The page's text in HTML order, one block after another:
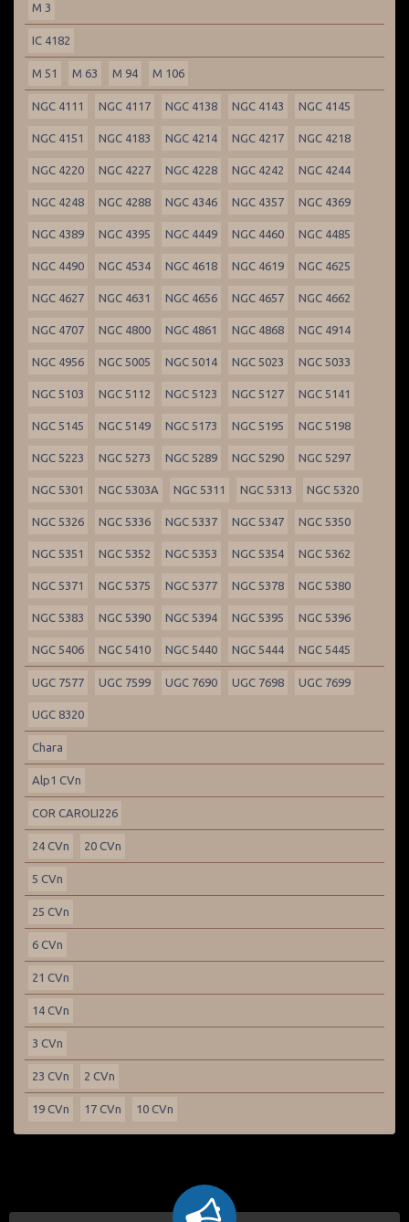
M 3
IC 4182
M 51 M 63 M 94 M 106
NGC 4111 NGC 4117 NGC 4138 NGC 4143 NGC 4145
NGC 4151 NGC 4183 NGC 4214 NGC 4217 NGC 4218
NGC 4220 NGC 4227 NGC 4228 NGC 4242 NGC 4244
NGC 4248 NGC 4288 NGC 4346 NGC 4357 NGC 4369
NGC 4389 NGC 4395 NGC 4449 NGC 4460 NGC 4485
NGC 4490 NGC 4534 NGC 4618 NGC 4619 NGC 4625
NGC 4627 NGC 4631 NGC 4656 NGC 4657 NGC 4662
NGC 4707 NGC 4800 NGC 4861 NGC 4868 NGC 4914
NGC 4956 NGC 5005 NGC 5014 NGC 5023 NGC 5033
NGC 5103 NGC 5112 NGC 5123 NGC 5127 NGC 5141
NGC 5145 NGC 5149 NGC 5173 NGC 5195 NGC 5198
NGC 5223 NGC 5273 NGC 5289 NGC 5290 NGC 5297
NGC 5301 NGC 5303A NGC 5311 NGC 5313 NGC 5320
NGC 5326 NGC 5336 NGC 5337 NGC 5347 NGC 5350
NGC 5351 NGC 5352 NGC 5353 NGC 5354 NGC 5362
NGC 5371 NGC 5375 NGC 5377 NGC 5378 NGC 5380
NGC 5383 NGC 5390 NGC 5394 NGC 5395 NGC 5396
NGC 5406 NGC 5410 NGC 5440 NGC 5444 NGC 5445
UGC 7577 UGC 7599 UGC 7690 UGC 7698 UGC 7699
UGC 8320
Chara
Alp1 CVn
COR CAROLI226
24 CVn 20 CVn
5 CVn
25 CVn
6 CVn
21 CVn
14 CVn
3 CVn
23 CVn 2 CVn
19 CVn 17 CVn 10 CVn